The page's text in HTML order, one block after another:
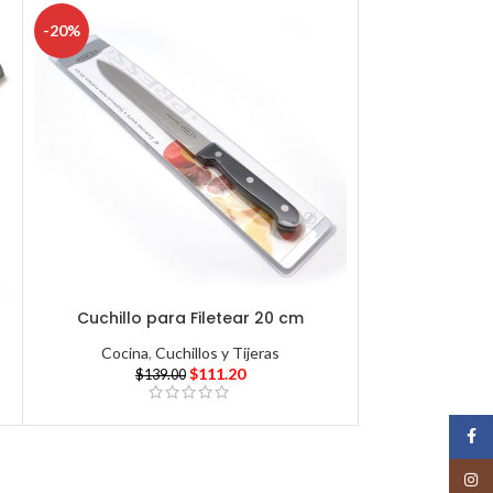
-20%
Cuchillo para Filetear 20 cm
Cocina, Cuchillos y Tijeras
$139.00 $111.20